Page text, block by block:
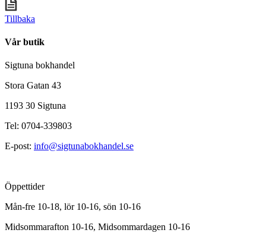
Tillbaka
Vår butik
Sigtuna bokhandel
Stora Gatan 43
1193 30 Sigtuna
Tel: 0704-339803
E-post: info@sigtunabokhandel.se
Öppettider
Mån-fre 10-18, lör 10-16, sön 10-16
Midsommarafton 10-16, Midsommardagen 10-16